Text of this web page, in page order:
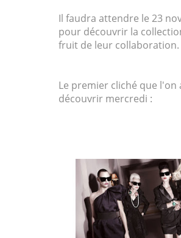
Il faudra attendre le 23
pour découvrir la
fruit de leur collaboration.
Le premier cliché que l'on
découvrir mercredi :